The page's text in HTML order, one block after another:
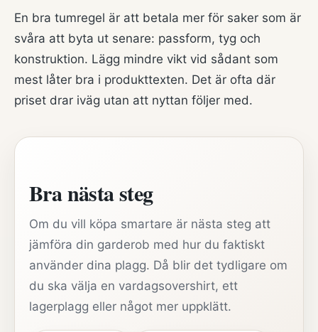
En bra tumregel är att betala mer för saker som är
svåra att byta ut senare: passform, tyg och
konstruktion. Lägg mindre vikt vid sådant som
mest låter bra i produkttexten. Det är ofta där
priset drar iväg utan att nyttan följer med.
Bra nästa steg
Om du vill köpa smartare är nästa steg att
jämföra din garderob med hur du faktiskt
använder dina plagg. Då blir det tydligare om
du ska välja en vardagsovershirt, ett
lagerplagg eller något mer uppklätt.